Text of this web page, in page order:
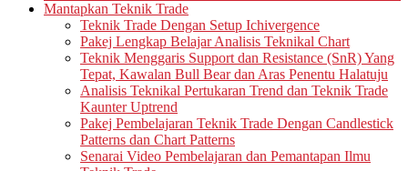
Mantapkan Teknik Trade
Teknik Trade Dengan Setup Ichivergence
Pakej Lengkap Belajar Analisis Teknikal Chart
Teknik Menggaris Support dan Resistance (SnR) Yang
Tepat, Kawalan Bull Bear dan Aras Penentu Halatuju
Analisis Teknikal Pertukaran Trend dan Teknik Trade
Kaunter Uptrend
Pakej Pembelajaran Teknik Trade Dengan Candlestick
Patterns dan Chart Patterns
Senarai Video Pembelajaran dan Pemantapan Ilmu